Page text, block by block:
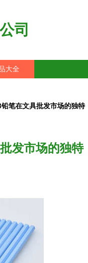
司
大全
笔在文具批发市场的独特
发市场的独特